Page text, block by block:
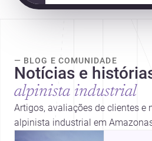
— BLOG E COMUNIDADE
Notícias e
alpinista industrial
Artigos, avaliações de clientes e
alpinista industrial em